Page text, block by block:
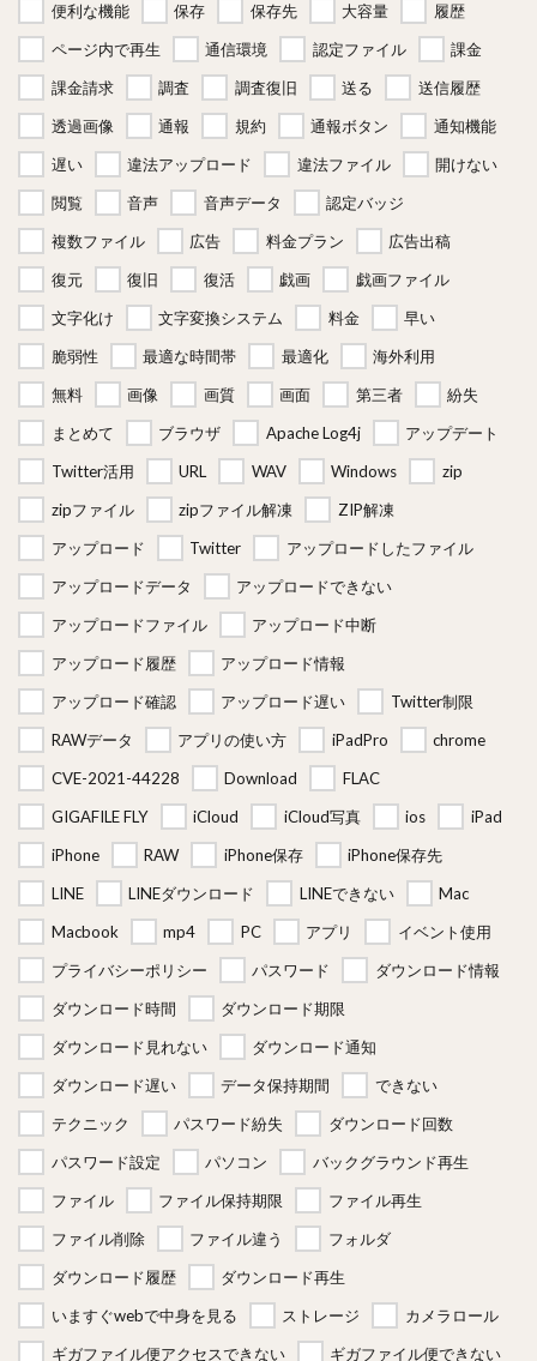
便利な機能
保存 保存先 大容量
履歴
ページ内で再生
通信環境 認定ファイル
課金
課金請求
調査 調査復旧 送る
送信履歴
透過画像
通報 規約 通報ボタン
通知機能
遅い
違法アップロード 違法ファイル
開けない
閲覧
音声 音声データ
認定バッジ
複数ファイル
広告 料金プラン
広告出稿
復元
復旧 復活 戯画
戯画ファイル
文字化け
文字変換システム 料金
早い
脆弱性
最適な時間帯 最適化
海外利用
無料
画像 画質 画面 第三者
紛失
まとめて
ブラウザ Apache Log4j
アップデート
Twitter活用
URL WAV Windows
zip
zipファイル
zipファイル解凍
ZIP解凍
アップロード
Twitter
アップロードしたファイル
アップロードデータ
アップロードできない
アップロードファイル
アップロード中断
アップロード履歴
アップロード情報
アップロード確認
アップロード遅い
Twitter制限
RAWデータ
アプリの使い方 iPadPro
chrome
CVE-2021-44228
Download
FLAC
GIGAFILE FLY
iCloud iCloud写真 ios
iPad
iPhone
RAW iPhone保存
iPhone保存先
LINE
LINEダウンロード LINEできない
Mac
Macbook
mp4 PC アプリ
イベント使用
プライバシーポリシー
パスワード
ダウンロード情報
ダウンロード時間
ダウンロード期限
ダウンロード見れない
ダウンロード通知
ダウンロード遅い
データ保持期間
できない
テクニック
パスワード紛失
ダウンロード回数
パスワード設定
パソコン
バックグラウンド再生
ファイル
ファイル保持期限
ファイル再生
ファイル削除
ファイル違う
フォルダ
ダウンロード履歴
ダウンロード再生
いますぐwebで中身を見る
ストレージ
カメラロール
ギガファイル便アクセスできない
ギガファイル便できない